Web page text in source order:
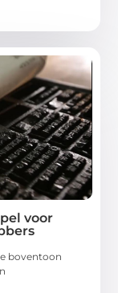
voor
boventoon